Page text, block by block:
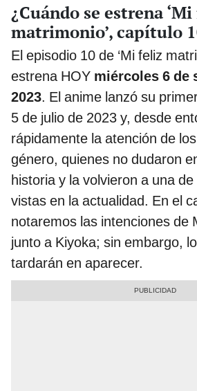
¿Cuándo se estrena
matrimonio’, capítulo
El episodio 10 de ‘Mi feliz
estrena HOY miércoles 6 de
2023. El anime lanzó su
5 de julio de 2023 y, desde
rápidamente la atención de
género, quienes no dudaron
historia y la volvieron a una
vistas en la actualidad. En el
notaremos las intenciones de
junto a Kiyoka; sin embargo,
tardarán en aparecer.